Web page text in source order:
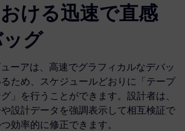
ける迅速で直感
グ
ューアは、高速でグラフィカルなデバッ
ため、スケジュールどおりに「テープ
」を行うことができます。設計者は、
設計データを強調表示して相互検証で
効率的に修正できます。